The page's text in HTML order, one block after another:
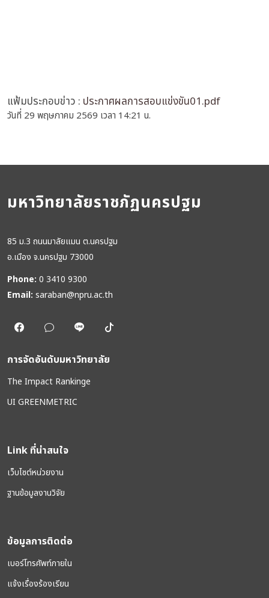
แฟ้มประกอบข่าว : ประกาศผลการสอบแข่งขัน01.pdf
วันที่ 29 พฤษภาคม 2569 เวลา 14:21 น.
มหาวิทยาลัยราชภัฏนครปฐม
85 ม.3 ถนนมาลัยแมน ต.นครปฐม
อ.เมือง จ.นครปฐม 73000
Phone: 0 3410 9300
Email: saraban@npru.ac.th
การจัดอันดับมหาวิทยาลัย
The Impact Rankinge
UI GREENMETRIC
Link ที่น่าสนใจ
เว็บไซต์หน่วยงาน
ฐานข้อมูลงานวิจัย
ข้อมูลการติดต่อ
เบอร์โทรศัพท์ภายใน
แจ้งเรื่องร้องเรียน